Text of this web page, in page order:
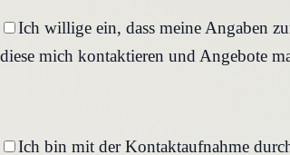
Ich willige ein, dass meine Angaben
diese mich kontaktieren und Angebote
Ich bin mit der Kontaktaufnahme